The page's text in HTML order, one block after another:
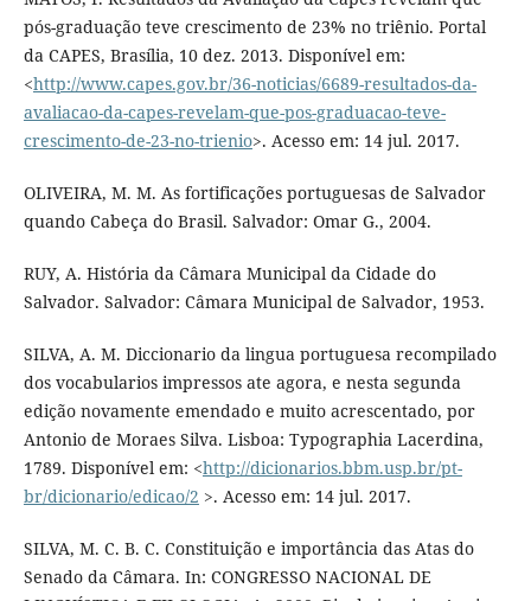
pós-graduação teve crescimento de 23% no triênio. Portal
da CAPES, Brasília, 10 dez. 2013. Disponível em:
<http://www.capes.gov.br/36-noticias/6689-resultados-da-
avaliacao-da-capes-revelam-que-pos-graduacao-teve-
crescimento-de-23-no-trienio>. Acesso em: 14 jul. 2017.
OLIVEIRA, M. M. As fortificações portuguesas de Salvador
quando Cabeça do Brasil. Salvador: Omar G., 2004.
RUY, A. História da Câmara Municipal da Cidade do
Salvador. Salvador: Câmara Municipal de Salvador, 1953.
SILVA, A. M. Diccionario da lingua portuguesa recompilado
dos vocabularios impressos ate agora, e nesta segunda
edição novamente emendado e muito acrescentado, por
Antonio de Moraes Silva. Lisboa: Typographia Lacerdina,
1789. Disponível em: <http://dicionarios.bbm.usp.br/pt-
br/dicionario/edicao/2 >. Acesso em: 14 jul. 2017.
SILVA, M. C. B. C. Constituição e importância das Atas do
Senado da Câmara. In: CONGRESSO NACIONAL DE